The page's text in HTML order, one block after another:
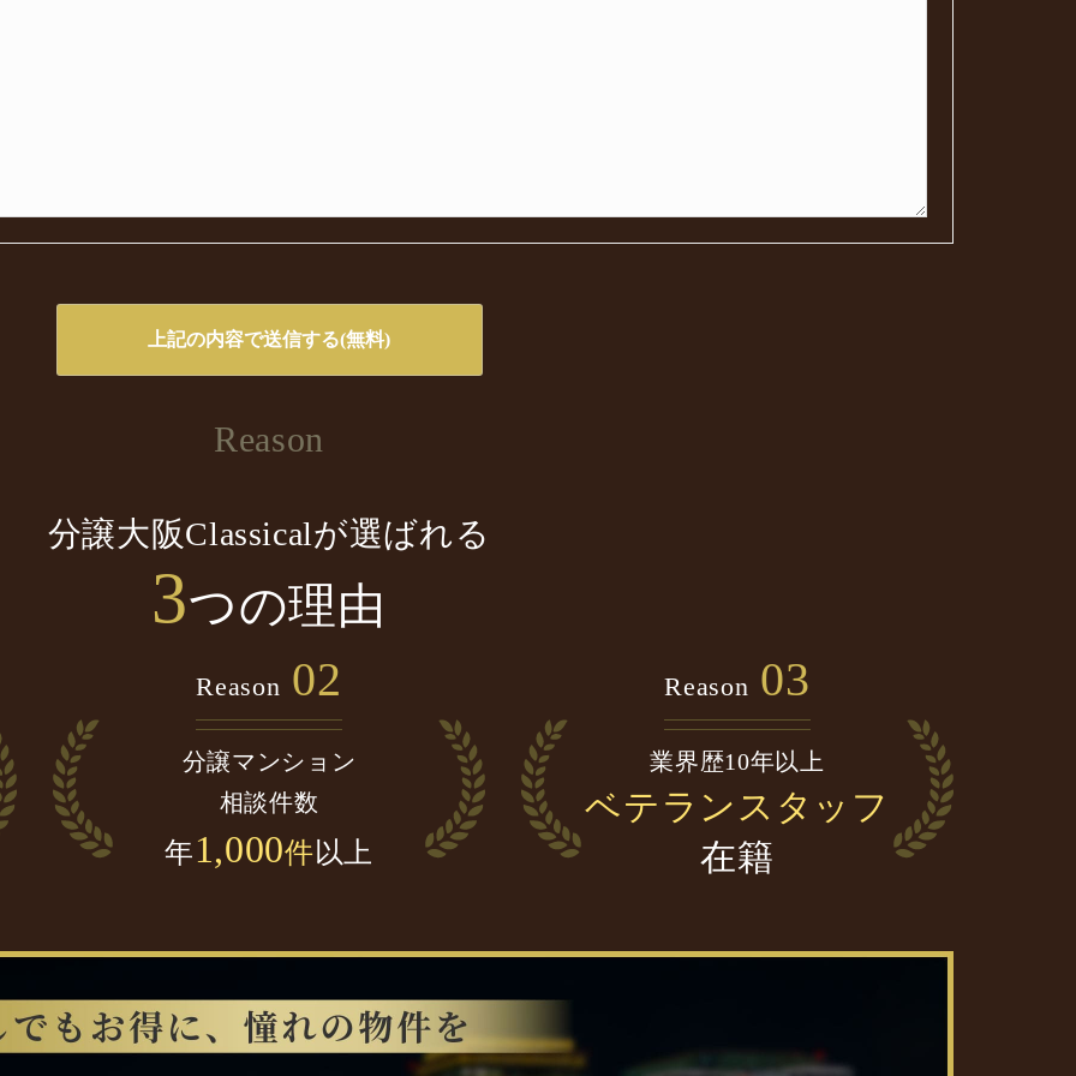
Reason
分譲大阪Classicalが選ばれる
3つの理由
Reason 02
分譲マンション
相談件数
年1,000件以上
Reason 03
業界歴10年以上
ベテランスタッフ
在籍